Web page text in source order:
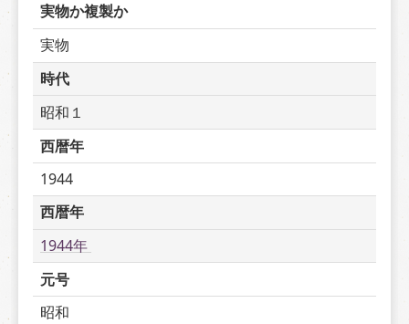
実物か複製か
実物
時代
昭和１
西暦年
1944
西暦年
1944年
元号
昭和